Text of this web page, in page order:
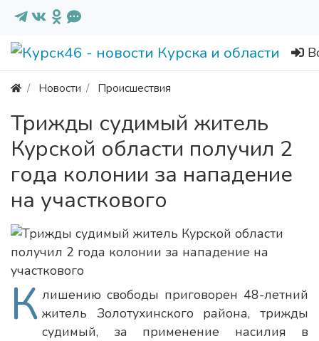
Новости Происшествия
Трижды судимый житель
Курской области получил 2
года колонии за нападение
на участкового
К лишению свободы приговорен 48-летний
житель Золотухинского района, трижды
судимый, за применение насилия в